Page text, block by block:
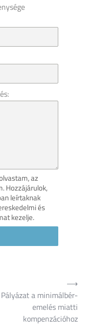
az
Hozzájárulok,
leírtaknak
és
kezelje.
Pályázat a minimálbér-
emelés miatti
kompenzációhoz
⟶